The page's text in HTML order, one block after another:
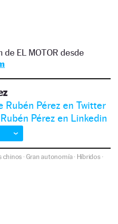
EL MOTOR desde
Rubén Pérez en Twitter
Pérez en Linkedin
chinos ·Gran autonomía· Híbridos·